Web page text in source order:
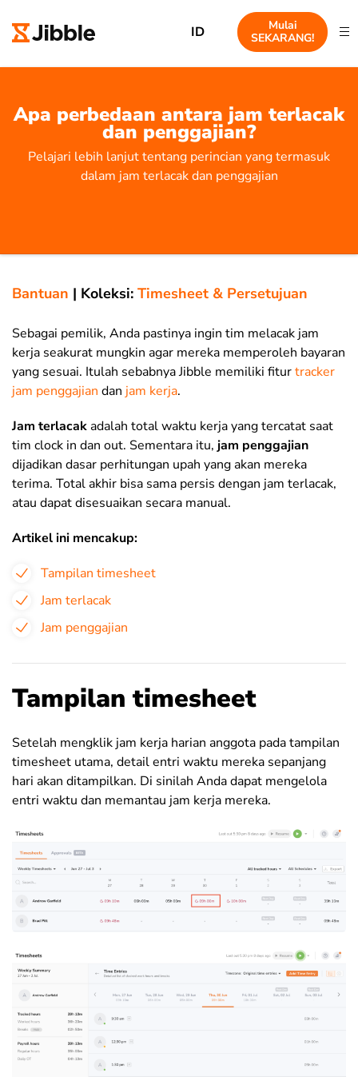
ID
Mulai
SEKARANG!
Apa perbedaan antara jam terlacak
dan penggajian?
Pelajari lebih lanjut tentang perincian yang termasuk
dalam jam terlacak dan penggajian
Bantuan | Koleksi: Timesheet & Persetujuan
Sebagai pemilik, Anda pastinya ingin tim melacak jam
kerja seakurat mungkin agar mereka memperoleh bayaran
yang sesuai. Itulah sebabnya Jibble memiliki fiturtracker
jam penggajian dan jam kerja.
Jam terlacakadalah total waktu kerja yang tercatat saat
tim clock in dan out. Sementara itu, jam penggajian
dijadikan dasar perhitungan upah yang akan mereka
terima. Total akhir bisa sama persis dengan jam terlacak,
atau dapat disesuaikan secara manual.
Artikel ini mencakup:
Tampilan timesheet
Jam terlacak
Jam penggajian
Tampilan timesheet
Setelah mengklik jam kerja harian anggota pada tampilan
timesheet utama, detail entri waktu mereka sepanjang
hari akan ditampilkan. Di sinilah Anda dapat mengelola
entri waktu dan memantau jam kerja mereka.